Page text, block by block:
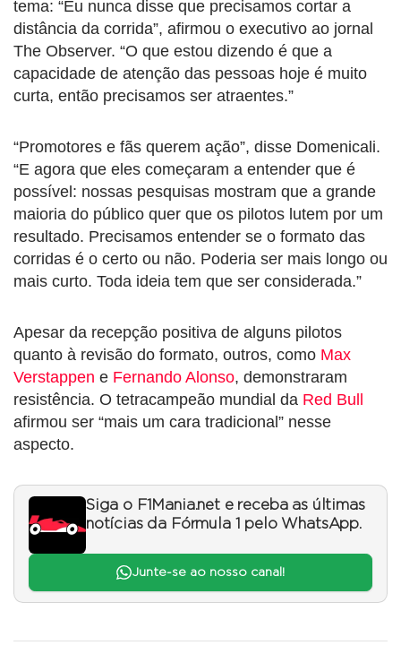
tema: “Eu nunca disse que precisamos cortar a
distância da corrida”, afirmou o executivo ao jornal
The Observer. “O que estou dizendo é que a
capacidade de atenção das pessoas hoje é muito
curta, então precisamos ser atraentes.”
“Promotores e fãs querem ação”, disse Domenicali.
“E agora que eles começaram a entender que é
possível: nossas pesquisas mostram que a grande
maioria do público quer que os pilotos lutem por um
resultado. Precisamos entender se o formato das
corridas é o certo ou não. Poderia ser mais longo ou
mais curto. Toda ideia tem que ser considerada.”
Apesar da recepção positiva de alguns pilotos
quanto à revisão do formato, outros, como Max
Verstappen e Fernando Alonso, demonstraram
resistência. O tetracampeão mundial da Red Bull
afirmou ser “mais um cara tradicional” nesse
aspecto.
Siga o F1Mania.net e receba as últimas
notícias da Fórmula 1 pelo WhatsApp.
Junte-se ao nosso canal!